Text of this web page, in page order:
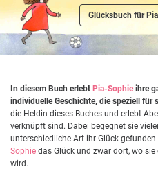
Glücksbuch für
In diesem Buch erlebt Pia-Sophieihre
individuelle Geschichte, die speziell für
die Heldin dieses Buches und erlebt
verknüpft sind. Dabei begegnet sie
unterschiedliche Art ihr Glück
Sophie das Glück und zwar dort, wo
wird.